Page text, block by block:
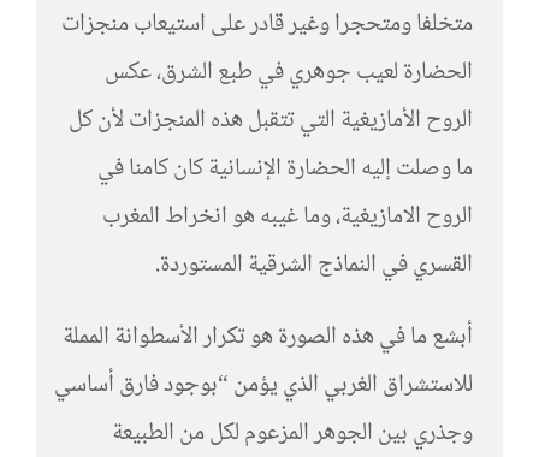
متخلفا ومتحجرا وغير قادر على استيعاب منجزات
الحضارة لعيب جوهري في طبع الشرق، عكس
الروح الأمازيغية التي تتقبل هذه المنجزات لأن كل
ما وصلت إليه الحضارة الإنسانية كان كامنا في
الروح الامازيغية، وما غيبه هو انخراط المغرب
القسري في النماذج الشرقية المستوردة.
أبشع ما في هذه الصورة هو تكرار الأسطوانة المملة
للاستشراق الغربي الذي يؤمن “بوجود فارق أساسي
وجذري بين الجوهر المزعوم لكل من الطبيعة